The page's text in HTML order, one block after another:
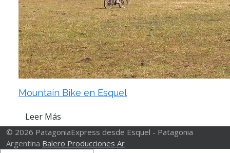
Mountain Bike en Esquel
Leer Más
© 2026 PatagoniaExpress desde Esquel - Patagonia
Argentina Balero Producciones Ar